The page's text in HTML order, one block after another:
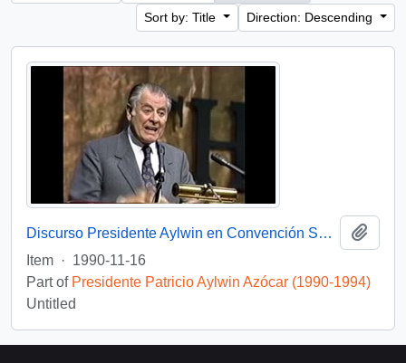
Sort by: Title
Direction: Descending
Discurso Presidente Aylwin en Convención Santiago: Video
Item · 1990-11-16
Part of Presidente Patricio Aylwin Azócar (1990-1994)
Untitled